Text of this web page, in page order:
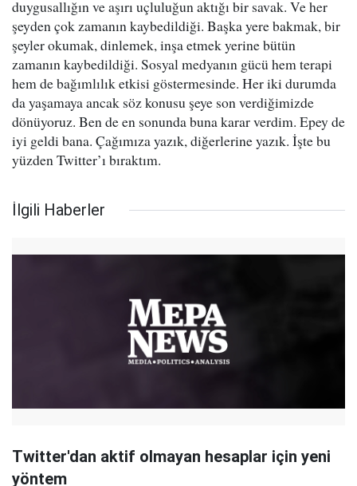
duygusallığın ve aşırı uçluluğun aktığı bir savak. Ve her
şeyden çok zamanın kaybedildiği. Başka yere bakmak, bir
şeyler okumak, dinlemek, inşa etmek yerine bütün
zamanın kaybedildiği. Sosyal medyanın gücü hem terapi
hem de bağımlılık etkisi göstermesinde. Her iki durumda
da yaşamaya ancak söz konusu şeye son verdiğimizde
dönüyoruz. Ben de en sonunda buna karar verdim. Epey de
iyi geldi bana. Çağımıza yazık, diğerlerine yazık. İşte bu
yüzden Twitter’ı bıraktım.
İlgili Haberler
Twitter'dan aktif olmayan hesaplar için yeni
yöntem